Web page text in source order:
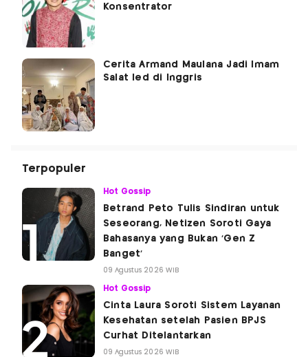
Konsentrator
Cerita Armand Maulana Jadi Imam
Salat Ied di Inggris
Terpopuler
Hot Gossip
Betrand Peto Tulis Sindiran untuk
Seseorang, Netizen Soroti Gaya
Bahasanya yang Bukan 'Gen Z
Banget'
09 Agustus 2026 WIB
Hot Gossip
Cinta Laura Soroti Sistem Layanan
Kesehatan setelah Pasien BPJS
Curhat Ditelantarkan
09 Agustus 2026 WIB